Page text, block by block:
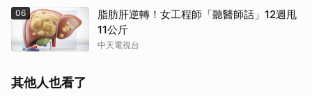
06
脂肪肝逆轉！女工程師「聽醫師話」12週甩
11公斤
中天電視台
其他人也看了